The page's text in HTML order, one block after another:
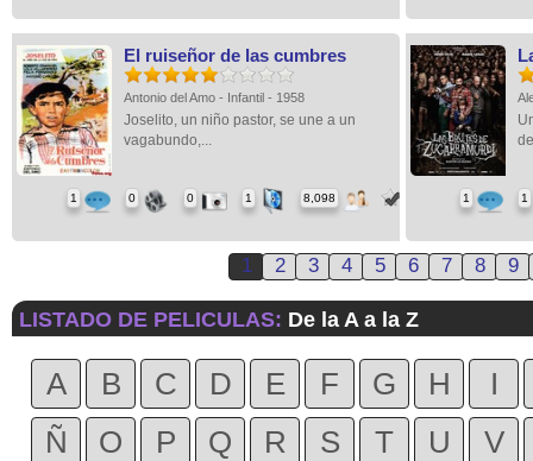
El ruiseñor de las cumbres
Antonio del Amo - Infantil - 1958
Joselito, un niño pastor, se une a un
vagabundo,...
1 0 0 1 8,098 1 1
1 2 3 4 5 6 7 8 9
LISTADO DE PELICULAS: De la A a la Z
A B C D E F G H
I
Ñ
O P Q R S T U V